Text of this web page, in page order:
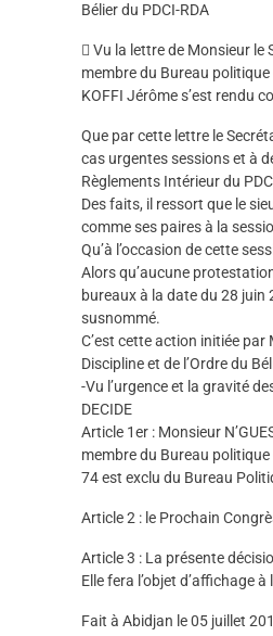
Bélier du PDCI-RDA
 Vu la lettre de Monsieur le
membre du Bureau politique
KOFFI Jérôme s’est rendu
Que par cette lettre le
cas urgentes sessions et à
Règlements Intérieur du
Des faits, il ressort que le
comme ses paires à la
Qu’à l’occasion de cette
Alors qu’aucune
bureaux à la date du 28 juin
susnommé.
C’est cette action initiée par
Discipline et de l’Ordre du
-Vu l’urgence et la gravité
DECIDE
Article 1er : Monsieur
membre du Bureau
74 est exclu du Bureau
Article 2 : le Prochain
Article 3 : La présente
Elle fera l’objet d’affichage
Fait à Abidjan le 05 juillet